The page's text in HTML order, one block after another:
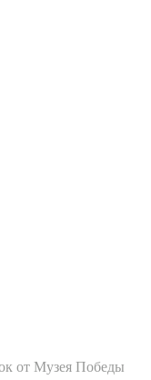
от Музея Победы